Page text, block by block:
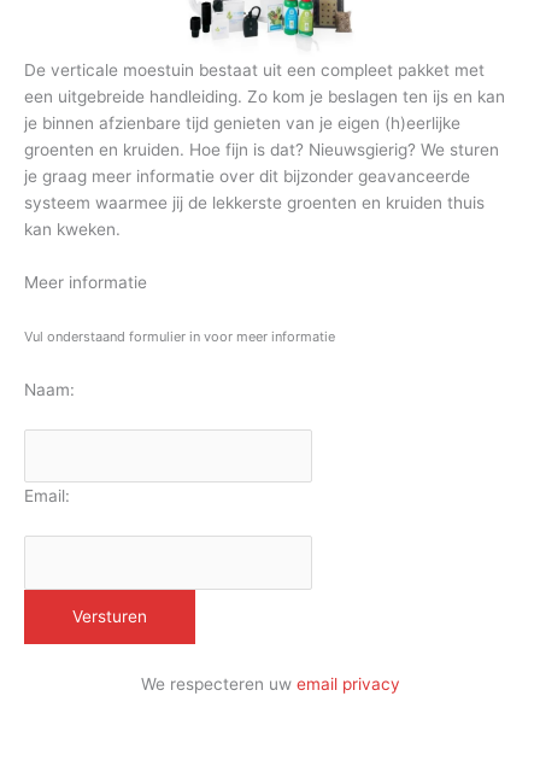
De verticale moestuin bestaat uit een compleet pakket met
een uitgebreide handleiding. Zo kom je beslagen ten ijs en kan
je binnen afzienbare tijd genieten van je eigen (h)eerlijke
groenten en kruiden. Hoe fijn is dat? Nieuwsgierig? We sturen
je graag meer informatie over dit bijzonder geavanceerde
systeem waarmee jij de lekkerste groenten en kruiden thuis
kan kweken.
Meer informatie
Vul onderstaand formulier in voor meer informatie
Naam:
Email:
We respecteren uw email privacy